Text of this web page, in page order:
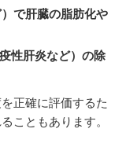
で肝臓の脂肪化や
性肝炎など）の除
正確に評価するた
こともあります。